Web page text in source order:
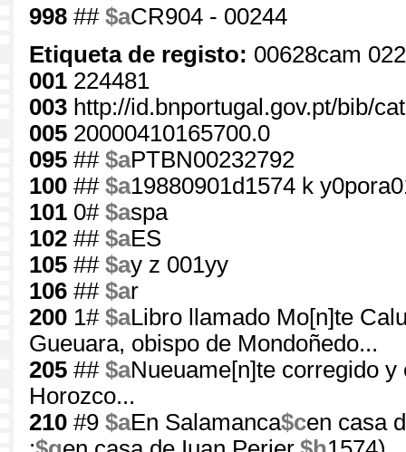
998 ## $aCR904 - 00244
Etiqueta de registo: 00628cam
001 224481
003 http://id.bnportugal.gov.pt/bib/
005 20000410165700.0
095 ## $aPTBN00232792
100 ## $a19880901d1574 k
101 0# $aspa
102 ## $aES
105 ## $ay z 001yy
106 ## $ar
200 1# $aLibro llamado Mo[n]te
Gueuara, obispo de Mondoñedo...
205 ## $aNueuame[n]te corregido
Horozco...
210 #9 $aEn Salamanca$cen casa